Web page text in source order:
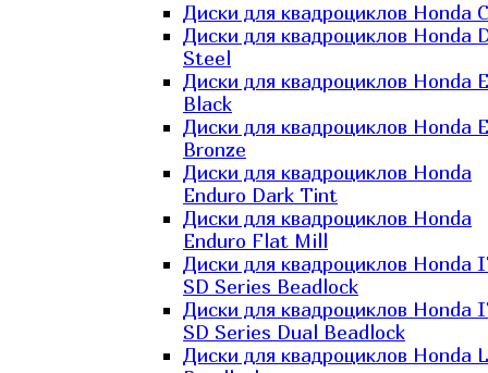
Диски для квадроциклов Honda
Диски для квадроциклов Honda
Steel
Диски для квадроциклов Honda
Black
Диски для квадроциклов Honda
Bronze
Диски для квадроциклов Honda
Enduro Dark Tint
Диски для квадроциклов Honda
Enduro Flat Mill
Диски для квадроциклов Honda
SD Series Beadlock
Диски для квадроциклов Honda
SD Series Dual Beadlock
Диски для квадроциклов Honda